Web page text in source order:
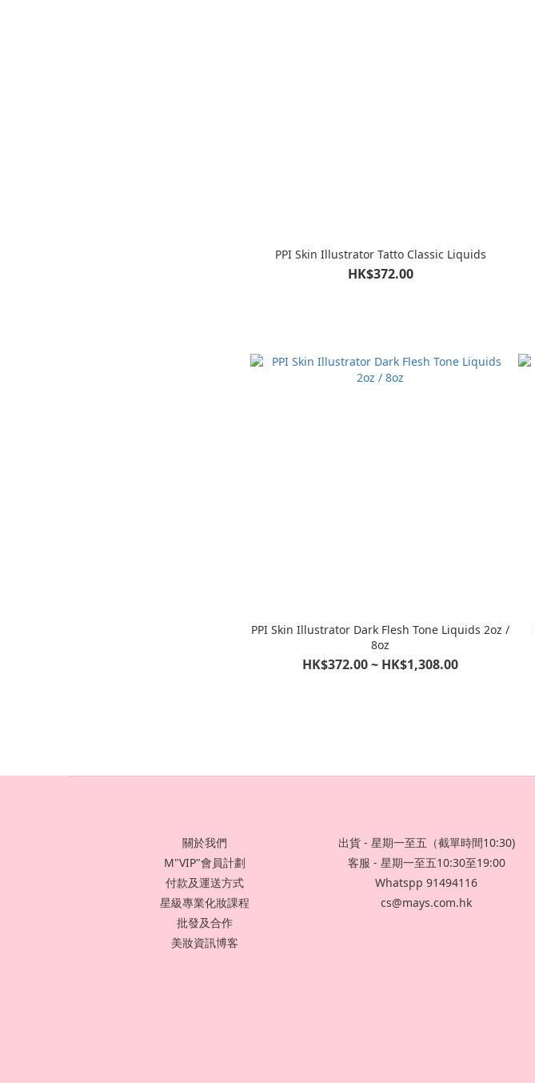
PPI Skin Illustrator Tatto Classic Liquids
HK$372.00
PPI Skin Illustrator Dark Flesh Tone Liquids 2oz /
8oz
HK$372.00 ~ HK$1,308.00
關於我們
M"VIP"會員計劃
付款及運送方式
星級專業化妝課程
批發及合作
美妝資訊博客
出貨 - 星期一至五（截單時間10:30)
客服 - 星期一至五10:30至19:00
Whatspp 91494116
cs@mays.com.hk